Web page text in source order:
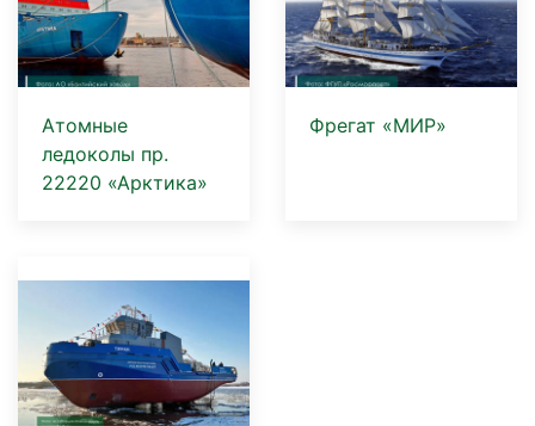
Атомные
ледоколы пр.
22220 «Арктика»
Фрегат «МИР»